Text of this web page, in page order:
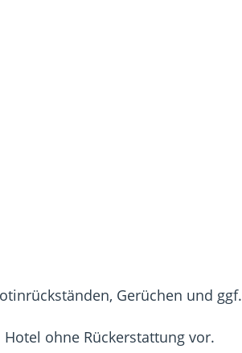
Gerüchen und ggf.
ohne Rückerstattung vor.